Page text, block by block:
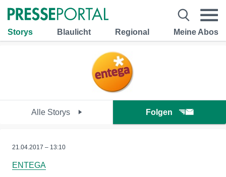
Storys Blaulicht Regional Meine Abos
Alle Storys Folgen
21.04.2017 – 13:10
ENTEGA